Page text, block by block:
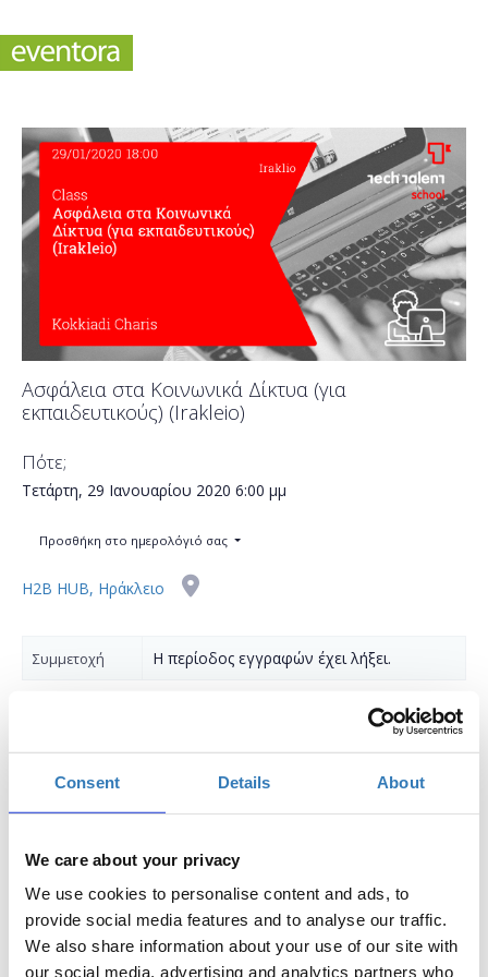
Consent Details About
We care about your privacy
We use cookies to personalise content and ads, to
provide social media features and to analyse our traffic.
We also share information about your use of our site with
our social media, advertising and analytics partners who
Ασφάλεια στα Κοινωνικά Δίκτυα (για
εκπαιδευτικούς) (Irakleio)
Πότε;
Τετάρτη, 29 Ιανουαρίου 2020 6:00 μμ
Προσθήκη στο ημερολόγιό σας
H2B HUB, Ηράκλειο
Συμμετοχή Η περίοδος εγγραφών έχει λήξει.
Το σεμινάριο απευθύνεται σε εκπαιδευτικούς Α/
Ιδιωτικής), οι οποίοι επιθυμούν να γνωρίσουν πως
μπορούν να βοηθήσουν τους μαθητές τους να
πλοηγούνται με ασφάλεια στα κοινωνικά δίκτυα.
Η ενσωμάτωση των μέσων κοινωνικών δικτύωσης